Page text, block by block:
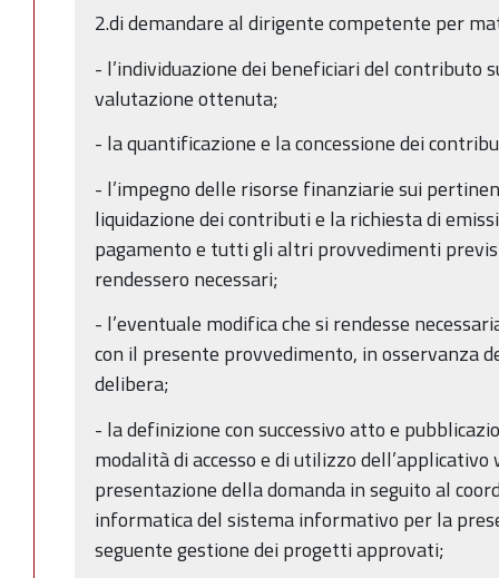
2.di demandare al dirigente competente per
- l’individuazione dei beneficiari del contributo
valutazione ottenuta;
- la quantificazione e la concessione dei
- l’impegno delle risorse finanziarie sui
liquidazione dei contributi e la richiesta di
pagamento e tutti gli altri provvedimenti
rendessero necessari;
- l’eventuale modifica che si rendesse
con il presente provvedimento, in osservanza
delibera;
- la definizione con successivo atto e
modalità di accesso e di utilizzo
presentazione della domanda in seguito al
informatica del sistema informativo per la
seguente gestione dei progetti approvati;